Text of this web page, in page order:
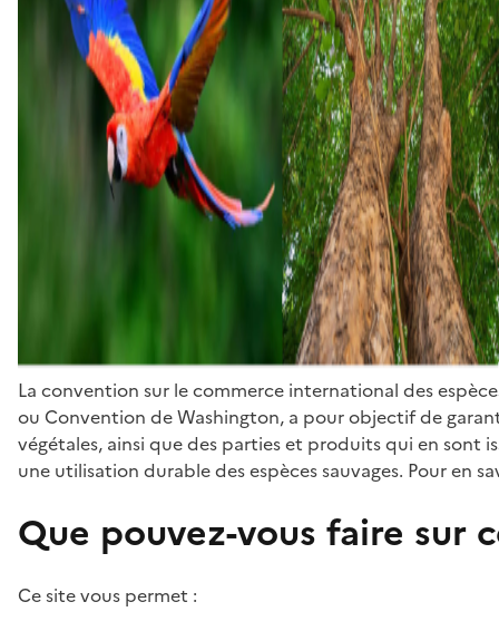
La convention sur le commerce international des
ou Convention de Washington, a pour objectif de
végétales, ainsi que des parties et produits qui en sont
une utilisation durable des espèces sauvages. Pour en
Que pouvez-vous faire sur
Ce site vous permet :